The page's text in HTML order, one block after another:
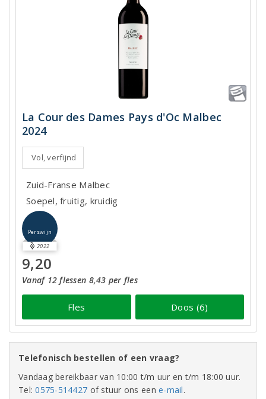
La Cour des Dames Pays d'Oc Malbec
2024
Vol, verfijnd
Zuid-Franse Malbec
Soepel, fruitig, kruidig
Perswijn
2022
9,20
Vanaf 12 flessen 8,43 per fles
Fles Doos (6)
Telefonisch bestellen of een vraag?
Vandaag bereikbaar van 10:00 t/m uur en t/m 18:00 uur.
Tel:0575-514427 of stuur ons eene-mail.